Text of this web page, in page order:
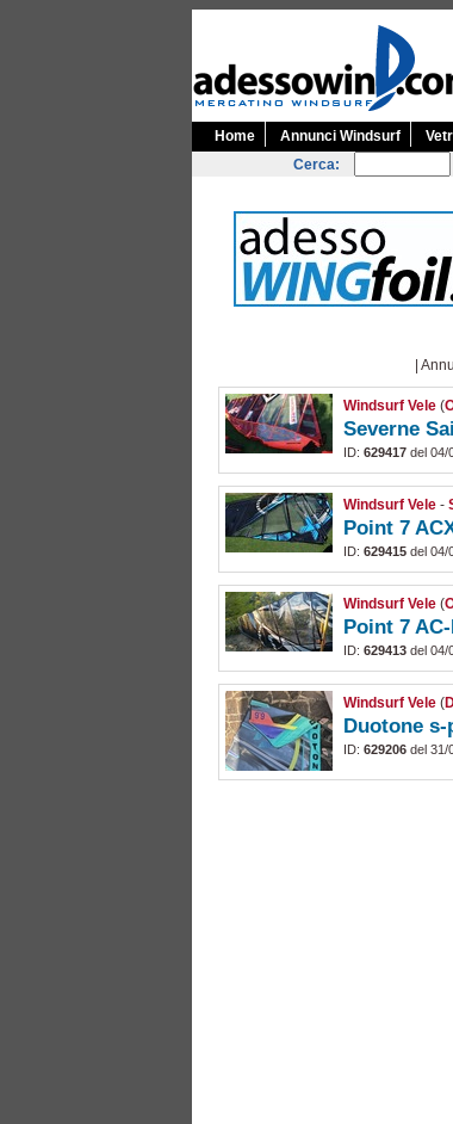
Home Annunci Windsurf
Cerca:
|
Windsurf Vele(
Severne
ID: 629417del 04/
Windsurf Vele -
Point 7
ID: 629415del 04/
Windsurf Vele(
Point 7
ID: 629413del 04/
Windsurf Vele(
Duotone s-
ID: 629206del 31/